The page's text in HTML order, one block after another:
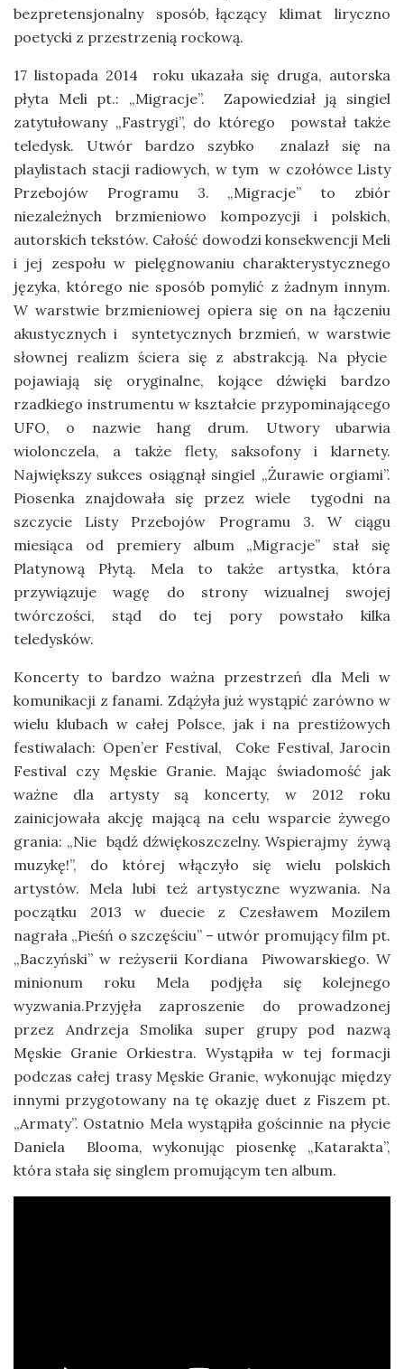
bezpretensjonalny sposób, łączący klimat liryczno
poetycki z przestrzenią rockową.
17 listopada 2014 roku ukazała się druga, autorska
płyta Meli pt.: „Migracje”. Zapowiedział ją singiel
zatytułowany „Fastrygi”, do którego powstał także
teledysk. Utwór bardzo szybko znalazł się na
playlistach stacji radiowych, w tym w czołówce Listy
Przebojów Programu 3. „Migracje” to zbiór
niezależnych brzmieniowo kompozycji i polskich,
autorskich tekstów. Całość dowodzi konsekwencji Meli
i jej zespołu w pielęgnowaniu charakterystycznego
języka, którego nie sposób pomylić z żadnym innym.
W warstwie brzmieniowej opiera się on na łączeniu
akustycznych i syntetycznych brzmień, w warstwie
słownej realizm ściera się z abstrakcją. Na płycie
pojawiają się oryginalne, kojące dźwięki bardzo
rzadkiego instrumentu w kształcie przypominającego
UFO, o nazwie hang drum. Utwory ubarwia
wiolonczela, a także flety, saksofony i klarnety.
Największy sukces osiągnął singiel „Żurawie orgiami”.
Piosenka znajdowała się przez wiele tygodni na
szczycie Listy Przebojów Programu 3. W ciągu
miesiąca od premiery album „Migracje” stał się
Platynową Płytą. Mela to także artystka, która
przywiązuje wagę do strony wizualnej swojej
twórczości, stąd do tej pory powstało kilka
teledysków.
Koncerty to bardzo ważna przestrzeń dla Meli w
komunikacji z fanami. Zdążyła już wystąpić zarówno w
wielu klubach w całej Polsce, jak i na prestiżowych
festiwalach: Open’er Festival, Coke Festival, Jarocin
Festival czy Męskie Granie. Mając świadomość jak
ważne dla artysty są koncerty, w 2012 roku
zainicjowała akcję mającą na celu wsparcie żywego
grania: „Nie bądź dźwiękoszczelny. Wspierajmy żywą
muzykę!”, do której włączyło się wielu polskich
artystów. Mela lubi też artystyczne wyzwania. Na
początku 2013 w duecie z Czesławem Mozilem
nagrała „Pieśń o szczęściu” – utwór promujący film pt.
„Baczyński” w reżyserii Kordiana Piwowarskiego. W
minionum roku Mela podjęła się kolejnego
wyzwania.Przyjęła zaproszenie do prowadzonej
przez Andrzeja Smolika super grupy pod nazwą
Męskie Granie Orkiestra. Wystąpiła w tej formacji
podczas całej trasy Męskie Granie, wykonując między
innymi przygotowany na tę okazję duet z Fiszem pt.
„Armaty”. Ostatnio Mela wystąpiła gościnnie na płycie
Daniela Blooma, wykonując piosenkę „Katarakta”,
która stała się singlem promującym ten album.